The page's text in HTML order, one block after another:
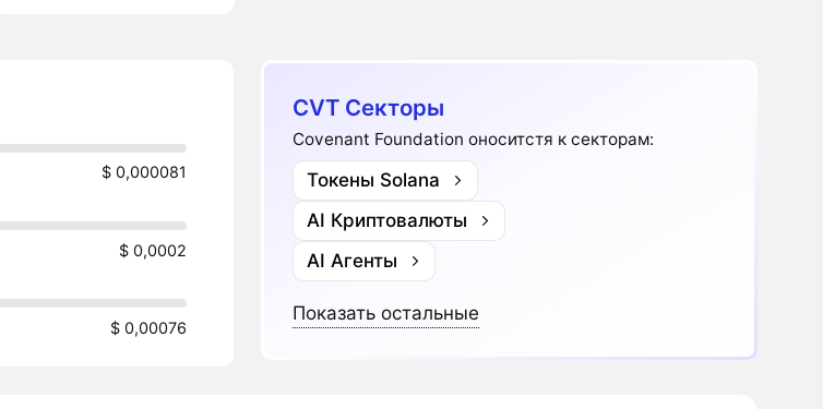
$ 0,000081
$ 0,0002
$ 0,00076
CVT Секторы
Covenant Foundation оноситстя к секторам:
Токены Solana
AI Криптовалюты
AI Агенты
Показать остальные